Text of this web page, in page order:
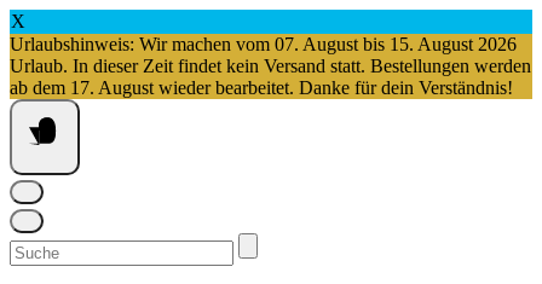
X
Urlaubshinweis: Wir machen vom 07. August bis 15. August 2026
Urlaub. In dieser Zeit findet kein Versand statt. Bestellungen werden
ab dem 17. August wieder bearbeitet. Danke für dein Verständnis!
Springe
zum
Inhalt
Suchen
nach: